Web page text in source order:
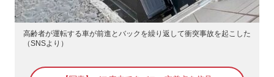
高齢者が運転する車が前進とバックを繰り返して衝突事故を起こした
（SNSより）